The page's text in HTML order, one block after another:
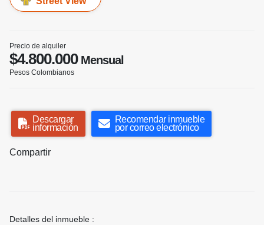
Precio de alquiler
$4.800.000Mensual
Pesos Colombianos
Descargar
información
Recomendar inmueble
por correo electrónico
Compartir
Detalles del inmueble :